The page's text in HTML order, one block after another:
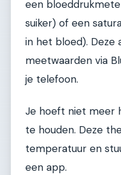
een
suiker) of een
in het bloed). Deze
meetwaarden via
je telefoon.
Je hoeft niet meer
te houden. Deze
temperatuur en
een app.